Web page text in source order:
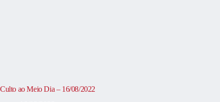
Culto ao Meio Dia – 16/08/2022